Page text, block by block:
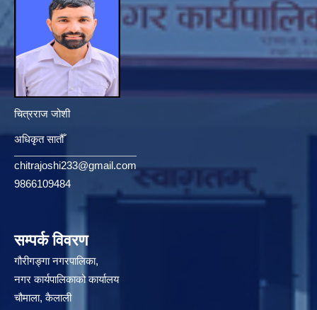
चित्रराज जोशी
अधिकृत सातौँ
chitrajoshi233@gmail.com
9866109484
सम्पर्क विवरण
गौरीगङ्गा नगरपालिका,
नगर कार्यपालिकाको कार्यालय
चौमाला, कैलाली